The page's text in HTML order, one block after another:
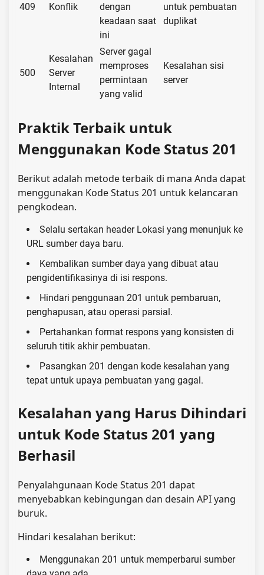
409 Konflik
dengan
keadaan saat
ini
untuk pembuatan
duplikat
500
Kesalahan
Server
Internal
Server gagal
memproses
permintaan
yang valid
Kesalahan sisi
server
Praktik Terbaik untuk
Menggunakan Kode Status 201
Berikut adalah metode terbaik di mana Anda dapat
menggunakan Kode Status 201 untuk kelancaran
pengkodean.
Selalu sertakan header Lokasi yang menunjuk ke
URL sumber daya baru.
Kembalikan sumber daya yang dibuat atau
pengidentifikasinya di isi respons.
Hindari penggunaan 201 untuk pembaruan,
penghapusan, atau operasi parsial.
Pertahankan format respons yang konsisten di
seluruh titik akhir pembuatan.
Pasangkan 201 dengan kode kesalahan yang
tepat untuk upaya pembuatan yang gagal.
Kesalahan yang Harus Dihindari
untuk Kode Status 201 yang
Berhasil
Penyalahgunaan Kode Status 201 dapat
menyebabkan kebingungan dan desain API yang
buruk.
Hindari kesalahan berikut:
Menggunakan 201 untuk memperbarui sumber